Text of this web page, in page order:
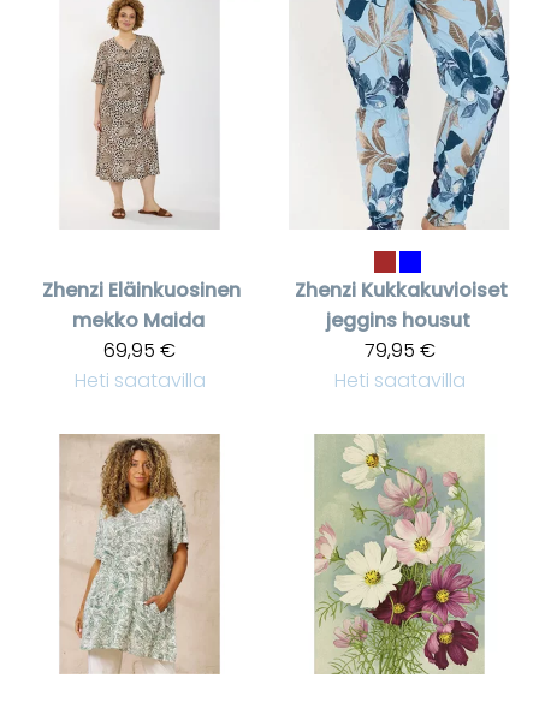
Zhenzi Eläinkuosinen
mekko Maida
69,95 €
Heti saatavilla
Zhenzi Kukkakuvioiset
jeggins housut
79,95 €
Heti saatavilla